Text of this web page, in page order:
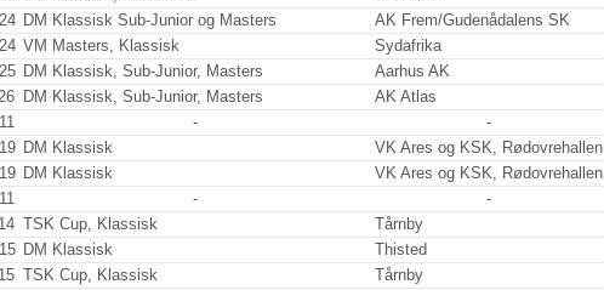
DM Klassisk Sub-Junior og Masters
AK Frem/Gudenådalens SK
VM Masters, Klassisk
Sydafrika
DM Klassisk, Sub-Junior, Masters
Aarhus AK
DM Klassisk, Sub-Junior, Masters
AK Atlas
-
-
DM Klassisk
VK Ares og KSK, Rødovrehallen
DM Klassisk
VK Ares og KSK, Rødovrehallen
-
-
TSK Cup, Klassisk
Tårnby
DM Klassisk
Thisted
TSK Cup, Klassisk
Tårnby